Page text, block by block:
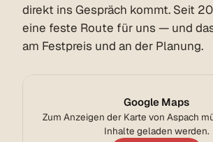
direkt ins Gespräch kommt. Seit
eine feste Route für uns — und
am Festpreis und an der Planung.
Google Maps
Zum Anzeigen der Karte von Aspach
Inhalte geladen werden.